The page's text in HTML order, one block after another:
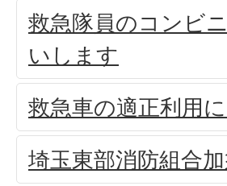
救急隊員のコンビ
いします
救急車の適正利用
埼玉東部消防組合